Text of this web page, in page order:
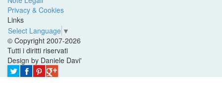
Privacy & Cookies
Links
Select Language ▼
© Copyright 2007-2026
Tutti i diritti riservati
Design by Daniele Davi'